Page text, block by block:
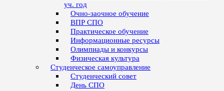
уч. год
Очно-заочное обучение
ВПР СПО
Практическое обучение
Информационные ресурсы
Олимпиады и конкурсы
Физическая культура
Студенческое самоуправление
Студенческий совет
День СПО